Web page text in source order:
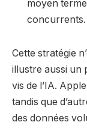
moyen
concurrents.
Cette stratégie
illustre aussi un
vis de l’IA.
tandis que
des données